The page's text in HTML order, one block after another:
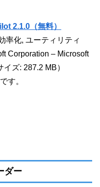
2.1.0（無料）
率化, ユーティリティ
Corporation – Microsoft
ズ: 287.2 MB）
す。
ダー